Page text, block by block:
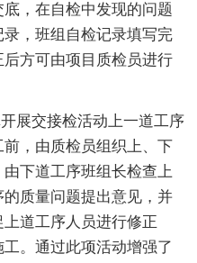
，在自检中发现的问题
，班组自检记录填写完
方可由项目质检员进行
展交接检活动上一道工序
，由质检员组织上、下
下道工序班组长检查上
质量问题提出意见，并
道工序人员进行修正
。通过此项活动增强了